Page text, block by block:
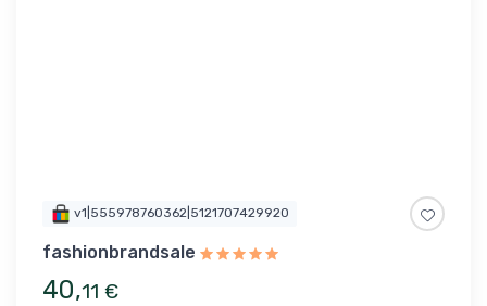
v1|555978760362|5121707429920
fashionbrandsale
40,11 €